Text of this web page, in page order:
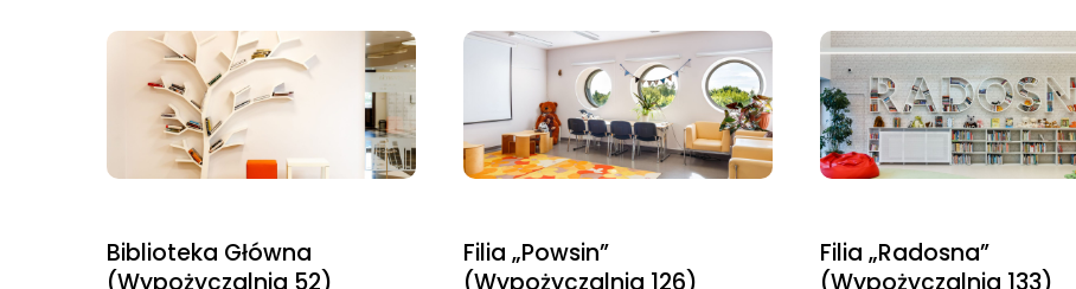
Biblioteka Główna
(Wypożyczalnia 52)
Filia „Powsin”
(Wypożyczalnia 126)
Filia „Radosna”
(Wypożyczalnia 133)
strony, zwiększasz
spersonalizowanych
treści i ofert.